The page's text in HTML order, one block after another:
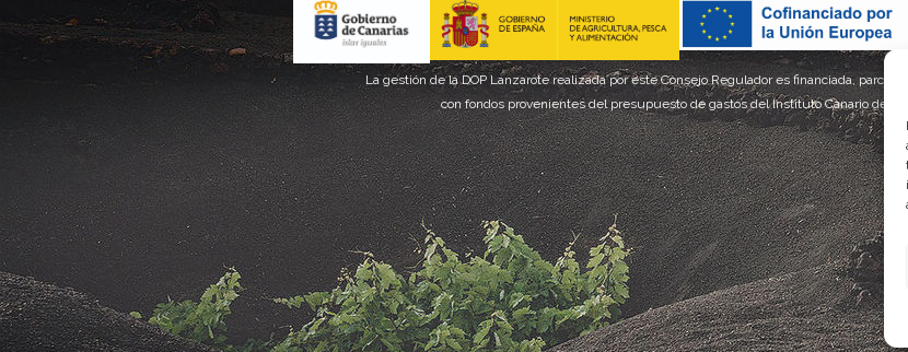
La gestión de la DOP Lanzarote realizada por este Consejo Regulador es financiada,
con fondos provenientes del presupuesto de gastos del Instituto Canario de